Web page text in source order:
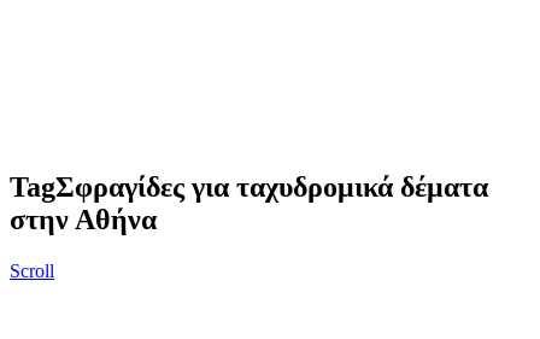
TagΣφραγίδες για ταχυδρομικά δέματα
στην Αθήνα
Scroll